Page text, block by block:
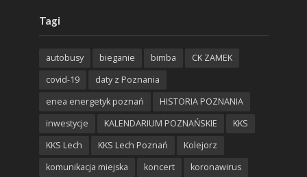
Tagi
autobusy bieganie bimba
CK ZAMEK
covid-19
daty z Poznania
enea energetyk poznań
HISTORIA POZNANIA
inwestycje
KALENDARIUM POZNAŃSKIE
KKS
KKS Lech
KKS Lech Poznań
Kolejorz
komunikacja miejska
koncert
koronawirus